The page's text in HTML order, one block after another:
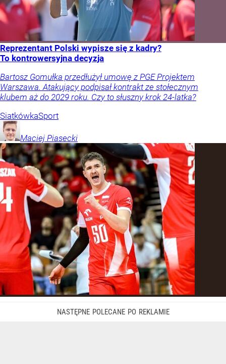
Reprezentant Polski wypisze się z kadry?
To kontrowersyjna decyzja
Bartosz Gomułka przedłużył umowę z PGE Projektem
Warszawa. Atakujący podpisał kontrakt ze stołecznym
klubem aż do 2029 roku. Czy to słuszny krok 24-latka?
SiatkówkaSport
Maciej Piasecki